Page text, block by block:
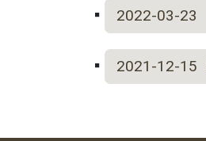
2022-03-23
2021-12-15